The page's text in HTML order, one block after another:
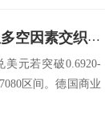
澳元距离短期阻力位0.6930一步之遥！但多空因素交织，2020年前景仍难料
元若突破0.6920-
区间。德国商业